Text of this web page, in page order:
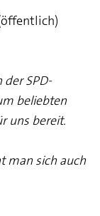
SPD-
beliebten
uns bereit.
man sich auch